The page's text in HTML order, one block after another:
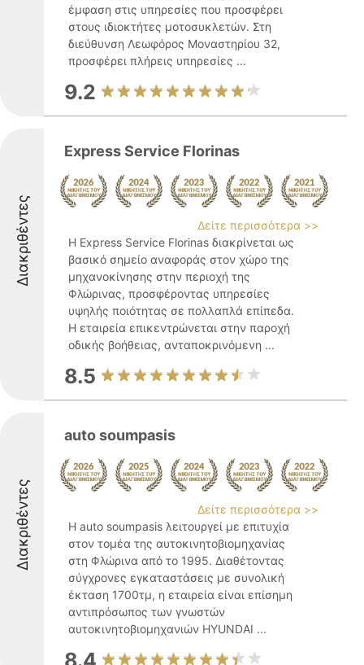
έμφαση στις υπηρεσίες που προσφέρει
στους ιδιοκτήτες μοτοσυκλετών. Στη
διεύθυνση Λεωφόρος Μοναστηρίου 32,
προσφέρει πλήρεις υπηρεσίες ...
9.2
Διακριθέντες
Express Service Florinas
Δείτε περισσότερα >>
Η Express Service Florinas διακρίνεται ως
βασικό σημείο αναφοράς στον χώρο της
μηχανοκίνησης στην περιοχή της
Φλώρινας, προσφέροντας υπηρεσίες
υψηλής ποιότητας σε πολλαπλά επίπεδα.
Η εταιρεία επικεντρώνεται στην παροχή
οδικής βοήθειας, ανταποκρινόμενη ...
8.5
Διακριθέντες
auto soumpasis
Δείτε περισσότερα >>
Η auto soumpasis λειτουργεί με επιτυχία
στον τομέα της αυτοκινητοβιομηχανίας
στη Φλώρινα από το 1995. Διαθέτοντας
σύγχρονες εγκαταστάσεις με συνολική
έκταση 1700τμ, η εταιρεία είναι επίσημη
αντιπρόσωπος των γνωστών
αυτοκινητοβιομηχανιών HYUNDAI ...
8.4